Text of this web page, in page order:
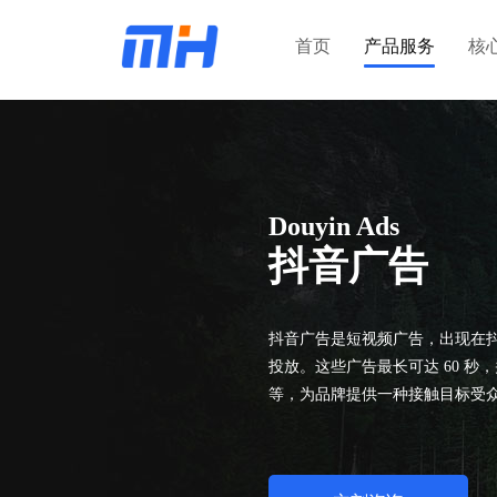
首页 产品服务 核
Douyin Ads
抖音广告
抖音广告是短视频广告，出现在
投放。这些广告最长可达 60 秒
等，为品牌提供一种接触目标受